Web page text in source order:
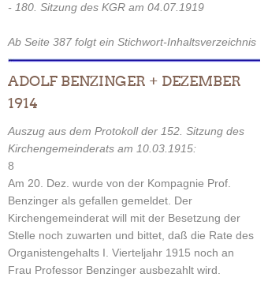
- 180. Sitzung des KGR am 04.07.1919
Ab Seite 387 folgt ein Stichwort-Inhaltsverzeichnis
ADOLF BENZINGER + DEZEMBER
1914
Auszug aus dem Protokoll der 152. Sitzung des
Kirchengemeinderats am 10.03.1915:
8
Am 20. Dez. wurde von der Kompagnie Prof.
Benzinger als gefallen gemeldet. Der
Kirchengemeinderat will mit der Besetzung der
Stelle noch zuwarten und bittet, daß die Rate des
Organistengehalts I. Vierteljahr 1915 noch an
Frau Professor Benzinger ausbezahlt wird.